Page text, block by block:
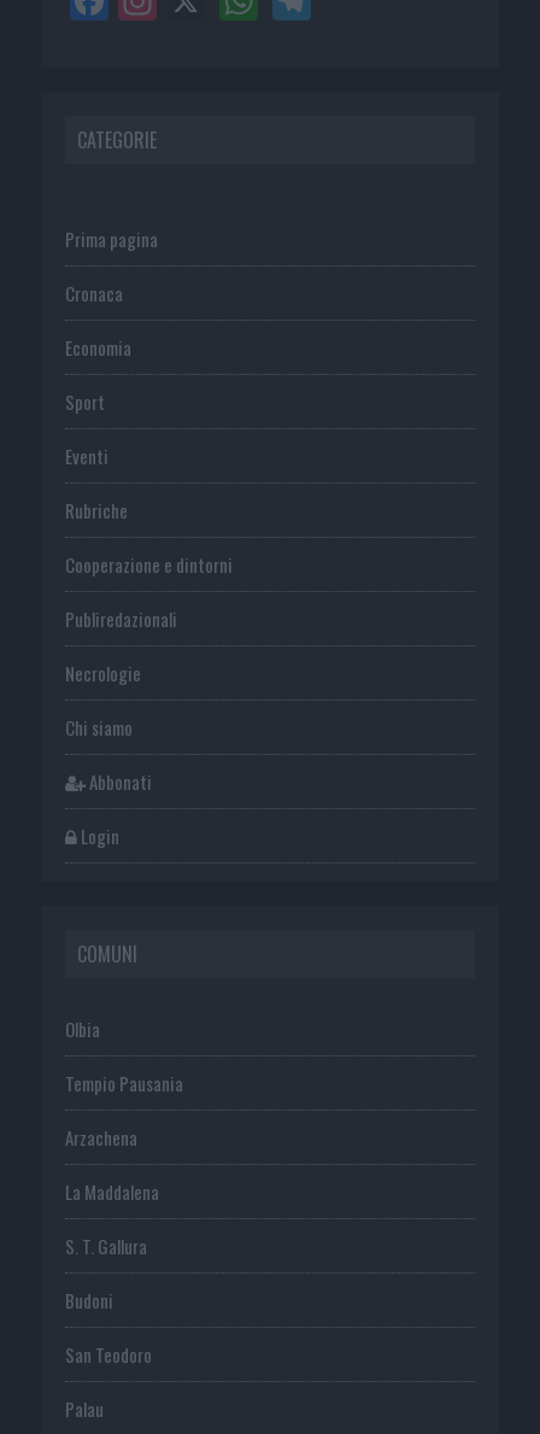
CATEGORIE
Prima pagina
Cronaca
Economia
Sport
Eventi
Rubriche
Cooperazione e dintorni
Publiredazionali
Necrologie
Chi siamo
Abbonati
Login
COMUNI
Olbia
Tempio Pausania
Arzachena
La Maddalena
S. T. Gallura
Budoni
San Teodoro
Palau